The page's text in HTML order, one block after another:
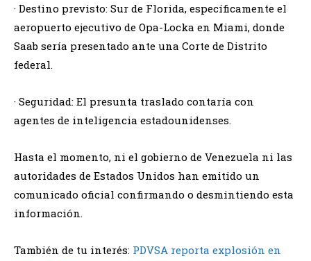
· Destino previsto: Sur de Florida, específicamente el
aeropuerto ejecutivo de Opa-Locka en Miami, donde
Saab sería presentado ante una Corte de Distrito
federal.
· Seguridad: El presunta traslado contaría con
agentes de inteligencia estadounidenses.
Hasta el momento, ni el gobierno de Venezuela ni las
autoridades de Estados Unidos han emitido un
comunicado oficial confirmando o desmintiendo esta
información.
También de tu interés: PDVSA reporta explosión en